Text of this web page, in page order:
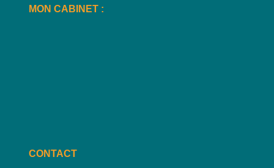
MON CABINET :
CONTACT